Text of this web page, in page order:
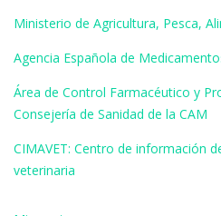
Ministerio de Agricultura, Pesca,
Agencia Española de
Área de Control Farmacéutico y
Consejería de Sanidad de la CAM
CIMAVET: Centro de información
veterinaria